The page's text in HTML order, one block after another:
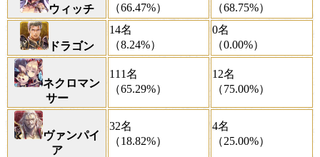
ウィッチ
（66.47%）
（68.75%）
ドラゴン
14名
（8.24%）
0名
（0.00%）
ネクロマン
サー
111名
（65.29%）
12名
（75.00%）
ヴァンパイ
ア
32名
（18.82%）
4名
（25.00%）